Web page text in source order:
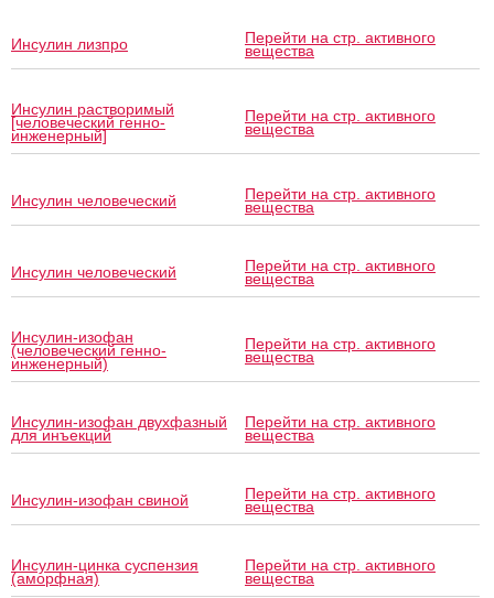
Инсулин лизпро Перейти на стр. активного
вещества
Инсулин растворимый
[человеческий генно-
инженерный]
Перейти на стр. активного
вещества
Инсулин человеческий Перейти на стр. активного
вещества
Инсулин человеческий Перейти на стр. активного
вещества
Инсулин-изофан
(человеческий генно-
инженерный)
Перейти на стр. активного
вещества
Инсулин-изофан двухфазный
для инъекций
Перейти на стр. активного
вещества
Инсулин-изофан свиной Перейти на стр. активного
вещества
Инсулин-цинка суспензия
(аморфная)
Перейти на стр. активного
вещества